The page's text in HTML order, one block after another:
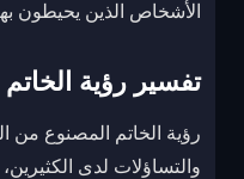
الأشخاص الذين يحيطون
تفسير رؤية
رؤية الخاتم المصنوع من
والتساؤلات لدى